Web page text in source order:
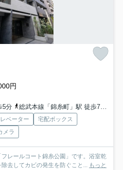
円
5分
総武本線「錦糸町」駅 徒歩7分
ベーター
宅配ボックス
メラ
レールコート錦糸公園」です。浴室乾
去してカビの発生を防ぐこと... もっと